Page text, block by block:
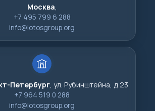
Москва,
+7 495 799 6 288
info@lotosgroup.org
Петербург, ул. Рубинштейна, д.23
+7 964 519 0 288
info@lotosgroup.org